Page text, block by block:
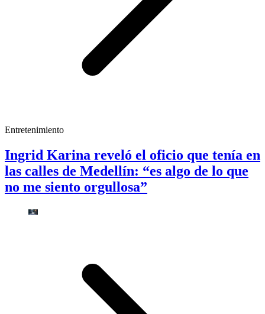
Entretenimiento
Ingrid Karina reveló el oficio que tenía en
las calles de Medellín: “es algo de lo que
no me siento orgullosa”